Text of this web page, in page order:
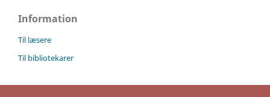
Information
Til læsere
Til bibliotekarer